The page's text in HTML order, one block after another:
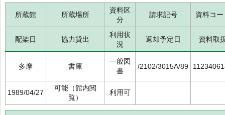
所蔵館 所蔵場所
資料区
分
請求記号 資料コー
配架日 協力貸出
利用状
況
返却予定日 資料取
多摩 書庫
一般図
書
/2102/3015A/89
1989/04/27
可能（館内閲
覧）
利用可